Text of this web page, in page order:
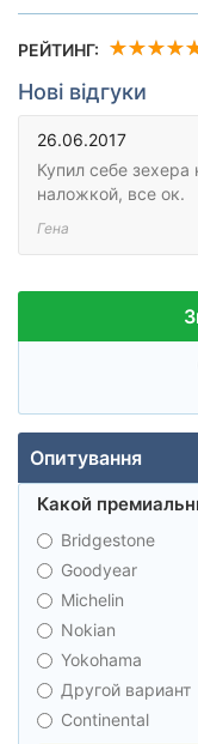
РЕЙТИНГ:
Нові відгуки
26.06.2017
Купил себе
наложкой, все ок.
Гена
Опитування
Какой
Bridgestone
Goodyear
Michelin
Nokian
Yokohama
Другой вариант
Continental